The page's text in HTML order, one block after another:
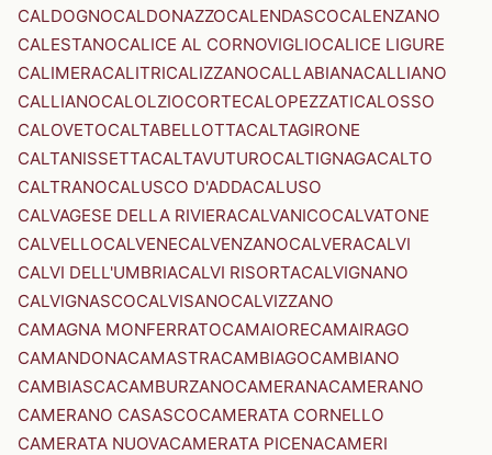
CALDOGNOCALDONAZZOCALENDASCOCALENZANO
CALESTANOCALICE AL CORNOVIGLIOCALICE LIGURE
CALIMERACALITRICALIZZANOCALLABIANACALLIANO
CALLIANOCALOLZIOCORTECALOPEZZATICALOSSO
CALOVETOCALTABELLOTTACALTAGIRONE
CALTANISSETTACALTAVUTUROCALTIGNAGACALTO
CALTRANOCALUSCO D'ADDACALUSO
CALVAGESE DELLA RIVIERACALVANICOCALVATONE
CALVELLOCALVENECALVENZANOCALVERACALVI
CALVI DELL'UMBRIACALVI RISORTACALVIGNANO
CALVIGNASCOCALVISANOCALVIZZANO
CAMAGNA MONFERRATOCAMAIORECAMAIRAGO
CAMANDONACAMASTRACAMBIAGOCAMBIANO
CAMBIASCACAMBURZANOCAMERANACAMERANO
CAMERANO CASASCOCAMERATA CORNELLO
CAMERATA NUOVACAMERATA PICENACAMERI